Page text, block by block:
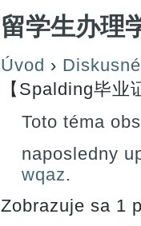
留学生办理
Úvod ›
【Spalding毕业
Toto téma
naposledny
wqaz.
Zobrazuje sa 1